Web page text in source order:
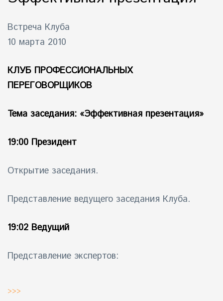
Встреча Клуба
10 марта 2010
КЛУБ ПРОФЕССИОНАЛЬНЫХ
ПЕРЕГОВОРЩИКОВ
Тема заседания: «Эффективная презентация»
19:00 Президент
Открытие заседания.
Представление ведущего заседания Клуба.
19:02 Ведущий
Представление экспертов:
>>>